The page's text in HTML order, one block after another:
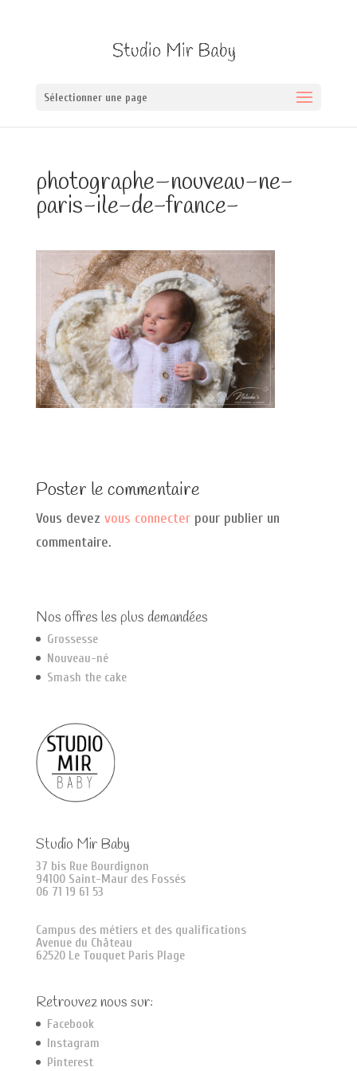
Sélectionner une page
photographe–nouveau-ne-
paris-ile-de-france-
Poster le commentaire
Vous devez vous connecterpour publier un
commentaire.
Nos offres les plus demandées
Grossesse
Nouveau-né
Smash the cake
Studio Mir Baby
37 bis Rue Bourdignon
94100 Saint-Maur des Fossés
06 71 19 61 53
Campus des métiers et des qualifications
Avenue du Château
62520 Le Touquet Paris Plage
Retrouvez nous sur:
Facebook
Instagram
Pinterest